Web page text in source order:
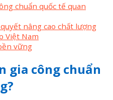
chuẩn quốc tế quan
nâng cao chất lượng
Việt Nam
vững
gia công chuẩn